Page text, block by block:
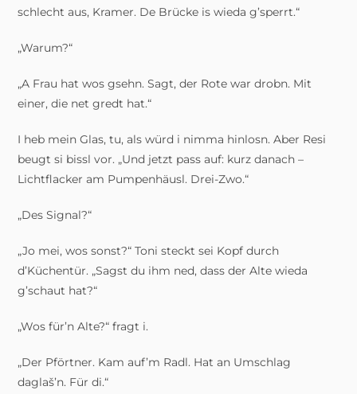
schlecht aus, Kramer. De Brücke is wieda g’sperrt.“
„Warum?“
„A Frau hat wos gsehn. Sagt, der Rote war drobn. Mit
einer, die net gredt hat.“
I heb mein Glas, tu, als würd i nimma hinlosn. Aber Resi
beugt si bissl vor. „Und jetzt pass auf: kurz danach –
Lichtflacker am Pumpenhäusl. Drei-Zwo.“
„Des Signal?“
„Jo mei, wos sonst?“ Toni steckt sei Kopf durch
d’Küchentür. „Sagst du ihm ned, dass der Alte wieda
g’schaut hat?“
„Wos für’n Alte?“ fragt i.
„Der Pförtner. Kam auf’m Radl. Hat an Umschlag
daglaš’n. Für di.“